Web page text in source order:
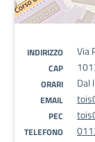
INDIRIZZO Via
CAP
ORARI Dal
EMAIL
PEC
TELEFONO